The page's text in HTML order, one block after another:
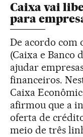
Caixa vai
para
De acordo com
(Caixa e Banco
ajudar
financeiros.
Caixa
afirmou que a
oferta de
meio de três